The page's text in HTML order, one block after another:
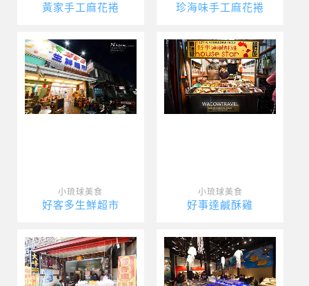
黃家手工麻花捲 珍海味手工麻花捲
小琉球美食
好客多生鮮超市
小琉球美食
好事達鹹酥雞